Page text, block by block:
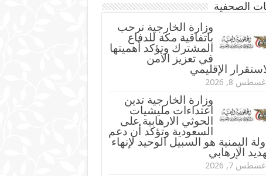
الصحفية
وزارة الخارجية ترحب
باتفاقية مكة للدفاع
المشترك وتؤكد أهميتها
في تعزيز الأمن
الإقليمي
أغسطس 8, 2026
وزارة الخارجية تدين
اعتداءات مليشيات
الحوثي الارهابية على
السعودية وتؤكد أن دعم
اليمنية هو السبيل الوحيد لإنهاء
الإرهابي
أغسطس 7, 2026